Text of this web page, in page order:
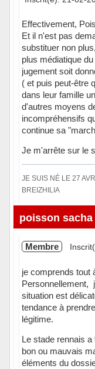
Effectivement,
Et il n'est pas
substituer non
plus médiatique
jugement soit
( et puis peut-être
dans leur famille
d'autres moyens
incompréhensifs
continue sa
Je m'arrête sur le
JE SUIS NÉ LE 27
BREIZHILIA
Hors ligne
poisson sacha
Membre
je comprends tout
Personnellement,
situation est
tendance à
légitime.
Le stade rennais
bon ou mauvais
éléments du